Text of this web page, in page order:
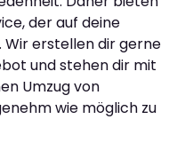
der auf deine
Wir erstellen dir gerne
und stehen dir mit
Umzug von
wie möglich zu